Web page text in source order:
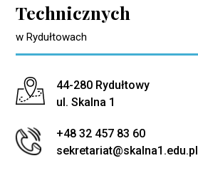
Technicznych
w Rydułtowach
Adres pocztowy:
44-280 Rydułtowy
ul. Skalna 1
+48 32 457 83 60
sekretariat@skalna1.edu.pl